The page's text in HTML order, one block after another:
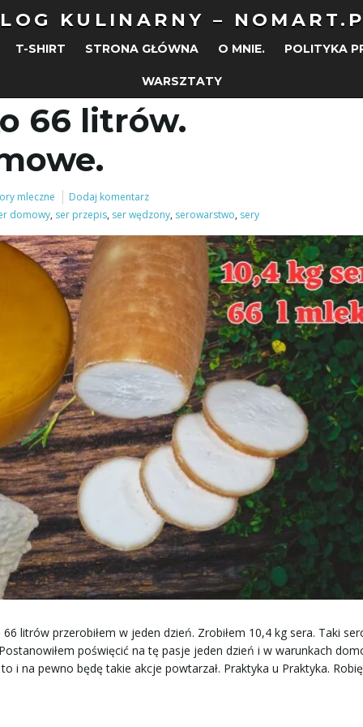
KULINARNY –
T-SHIRT STRONA GŁÓWNA O MNIE. POLITYKA
WARSZTATY
66 litrów.
mleczne
Dodaj komentarz
domowy, ser przepis, ser wędzony, serowarstwo, sery
litrów przerobiłem w jeden dzień. Zrobiłem 10,4 kg sera. Taki
poświęcić na tę pasje jeden dzień i w warunkach
i na pewno będę takie akcje powtarzał. Praktyka u Praktyka. Robię